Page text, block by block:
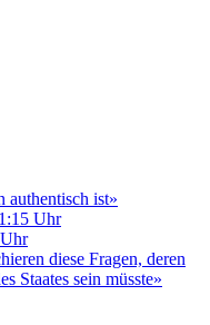
authentisch ist»
Uhr
diese Fragen, deren
Staates sein müsste»